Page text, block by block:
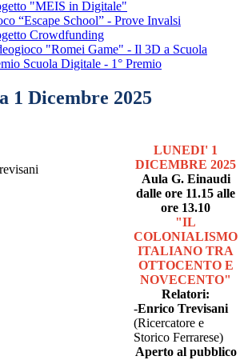
"MEIS in Digitale"
“Escape School” - Prove Invalsi
Crowdfunding
"Romei Game" - Il 3D a Scuola
Scuola Digitale - 1° Premio
1 Dicembre 2025
LUNEDI' 1
DICEMBRE 2025
Aula G. Einaudi
dalle ore 11.15 alle
ore 13.10
"IL
COLONIALISMO
ITALIANO TRA
OTTOCENTO E
NOVECENTO"
Relatori:
-Enrico Trevisani
(Ricercatore e
Storico Ferrarese)
Aperto al pubblico